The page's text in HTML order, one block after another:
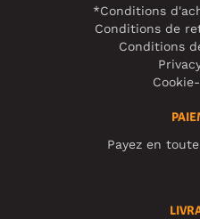
*Conditions
Conditions de
Conditions
Payez en